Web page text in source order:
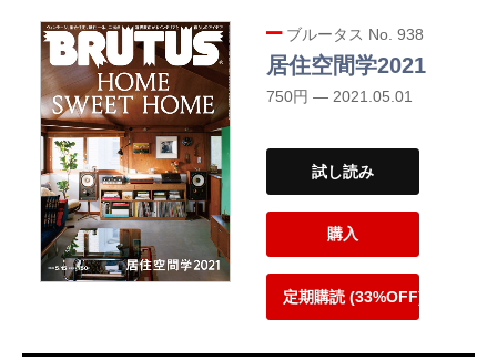
ブルータス No. 938
居住空間学2021
750円 — 2021.05.01
試し読み
購入
定期購読 (33%OFF)